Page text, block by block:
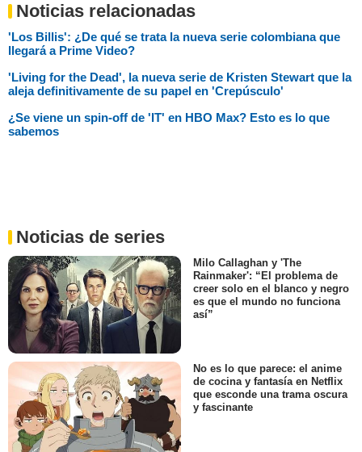
Noticias relacionadas
'Los Billis': ¿De qué se trata la nueva serie colombiana que
llegará a Prime Video?
'Living for the Dead', la nueva serie de Kristen Stewart que la
aleja definitivamente de su papel en 'Crepúsculo'
¿Se viene un spin-off de 'IT' en HBO Max? Esto es lo que
sabemos
Noticias de series
Milo Callaghan y 'The
Rainmaker': “El problema de
creer solo en el blanco y negro
es que el mundo no funciona
así”
No es lo que parece: el anime
de cocina y fantasía en Netflix
que esconde una trama oscura
y fascinante